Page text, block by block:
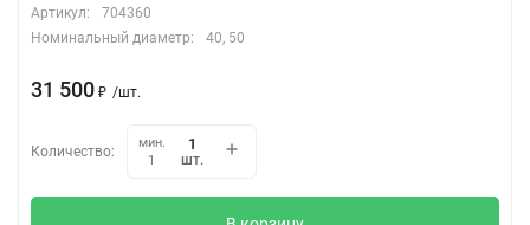
Артикул:
704360
Номинальный диаметр:
40, 50
31 500 ₽ /шт.
Количество:
мин.
1
шт.